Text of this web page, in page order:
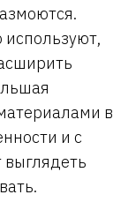
в
и с